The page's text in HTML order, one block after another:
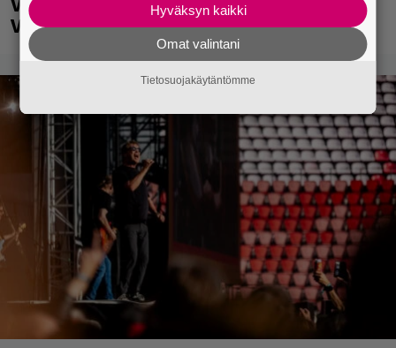
Vantaalla
Hyväksyn kaikki
Omat valintani
Tietosuojakäytäntömme